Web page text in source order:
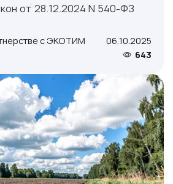
от 28.12.2024 N 540-ФЗ
с ЭКОТИМ
06.10.2025
643